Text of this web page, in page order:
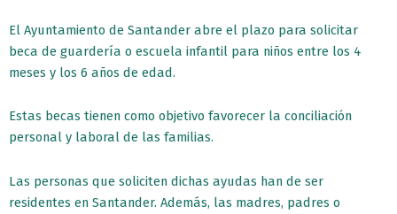
El Ayuntamiento de Santander abre el plazo para solicitar
beca de guardería o escuela infantil para niños entre los 4
meses y los 6 años de edad.
Estas becas tienen como objetivo favorecer la conciliación
personal y laboral de las familias.
Las personas que soliciten dichas ayudas han de ser
residentes en Santander. Además, las madres, padres o